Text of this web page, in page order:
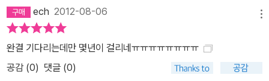
ech 2012-08-06
완결 기다리는데만 몇년이 걸리네ㅠㅠㅠㅠㅠㅠㅠㅠ
공감 (0) 댓글 (0)